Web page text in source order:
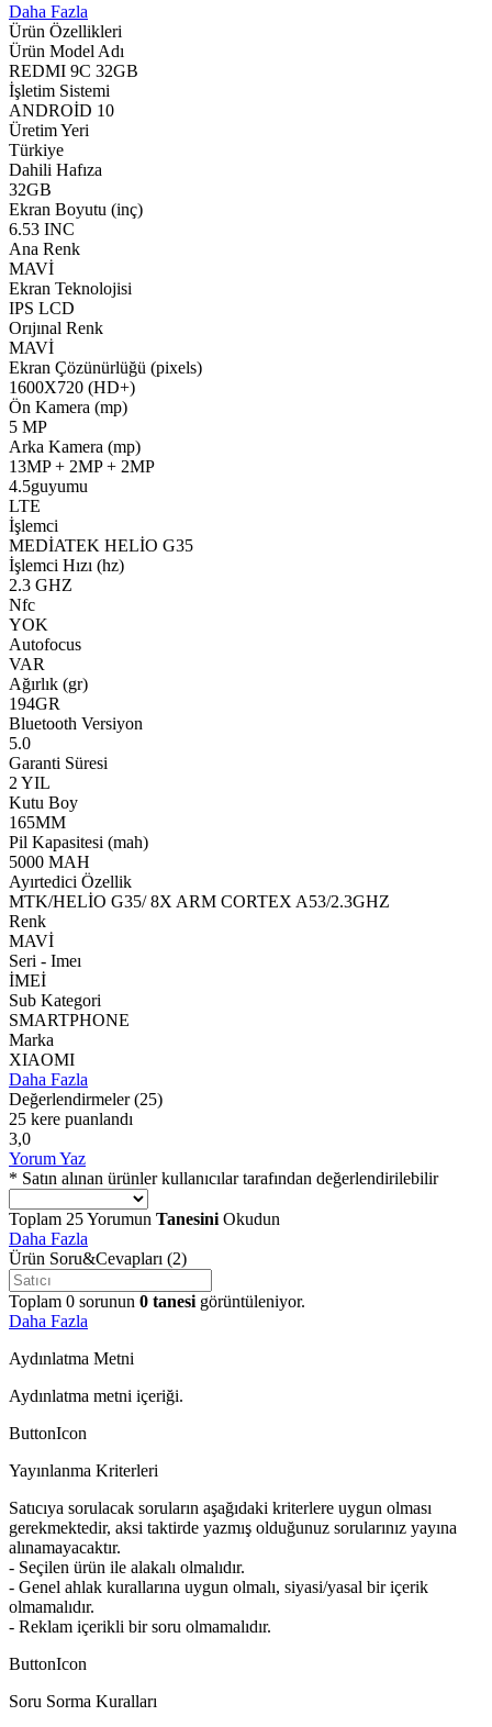
Daha Fazla
Ürün Özellikleri
Ürün Model Adı
REDMI 9C 32GB
İşletim Sistemi
ANDROİD 10
Üretim Yeri
Türkiye
Dahili Hafıza
32GB
Ekran Boyutu (inç)
6.53 INC
Ana Renk
MAVİ
Ekran Teknolojisi
IPS LCD
Orıjınal Renk
MAVİ
Ekran Çözünürlüğü (pixels)
1600X720 (HD+)
Ön Kamera (mp)
5 MP
Arka Kamera (mp)
13MP + 2MP + 2MP
4.5guyumu
LTE
İşlemci
MEDİATEK HELİO G35
İşlemci Hızı (hz)
2.3 GHZ
Nfc
YOK
Autofocus
VAR
Ağırlık (gr)
194GR
Bluetooth Versiyon
5.0
Garanti Süresi
2 YIL
Kutu Boy
165MM
Pil Kapasitesi (mah)
5000 MAH
Ayırtedici Özellik
MTK/HELİO G35/ 8X ARM CORTEX A53/2.3GHZ
Renk
MAVİ
Seri - Imeı
İMEİ
Sub Kategori
SMARTPHONE
Marka
XIAOMI
Daha Fazla
Değerlendirmeler (25)
25 kere puanlandı
3,0
Yorum Yaz
* Satın alınan ürünler kullanıcılar tarafından değerlendirilebilir
Toplam 25Yorumun Tanesini Okudun
Daha Fazla
Ürün Soru&Cevapları (2)
Toplam 0 sorunun 0 tanesi görüntüleniyor.
Daha Fazla
Aydınlatma Metni
Aydınlatma metni içeriği.
ButtonIcon
Yayınlanma Kriterleri
Satıcıya sorulacak soruların aşağıdaki kriterlere uygun olması
gerekmektedir, aksi taktirde yazmış olduğunuz sorularınız yayına
alınamayacaktır.
- Seçilen ürün ile alakalı olmalıdır.
- Genel ahlak kurallarına uygun olmalı, siyasi/yasal bir içerik
olmamalıdır.
- Reklam içerikli bir soru olmamalıdır.
ButtonIcon
Soru Sorma Kuralları